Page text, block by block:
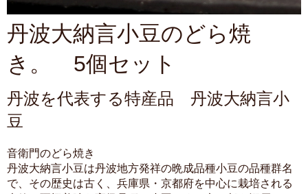
丹波大納言小豆のどら焼
き。 5個セット
丹波を代表する特産品 丹波大納言小
豆
音衛門のどら焼き
丹波大納言小豆は丹波地方発祥の晩成品種小豆の品種群名
で、その歴史は古く、兵庫県・京都府を中心に栽培される